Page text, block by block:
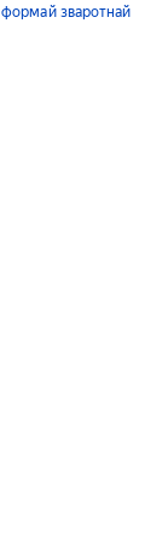
формай зваротнай